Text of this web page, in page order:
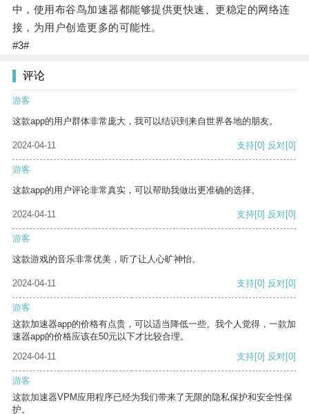
中，使用布谷鸟加速器都能够提供更快速、更稳定的网络连
接，为用户创造更多的可能性。
#3#
评论
游客
这款app的用户群体非常庞大，我可以结识到来自世界各地的朋友。
2024-04-11 支持[0] 反对[0]
游客
这款app的用户评论非常真实，可以帮助我做出更准确的选择。
2024-04-11 支持[0] 反对[0]
游客
这款游戏的音乐非常优美，听了让人心旷神怡。
2024-04-11 支持[0] 反对[0]
游客
这款加速器app的价格有点贵，可以适当降低一些。我个人觉得，一款加
速器app的价格应该在50元以下才比较合理。
2024-04-11
支持[0] 反对[0]
游客
这款加速器VPM应用程序已经为我们带来了无限的隐私保护和安全性保
护。